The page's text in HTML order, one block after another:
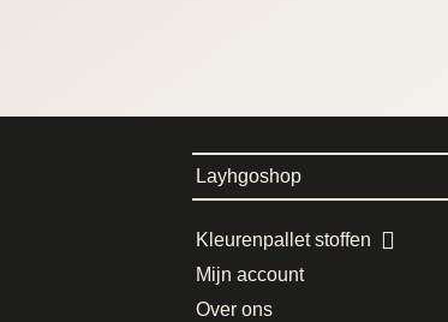
Layhgoshop
Kleurenpallet stoffen
Mijn account
Over ons